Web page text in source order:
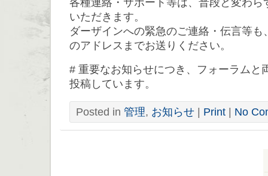
各種連絡・サポート等は、普段と変わら
いただきます。
ダーザインへの緊急のご連絡・伝言等
のアドレスまでお送りください。
# 重要なお知らせにつき、フォーラムと
投稿しています。
Posted in 管理, お知らせ Print No